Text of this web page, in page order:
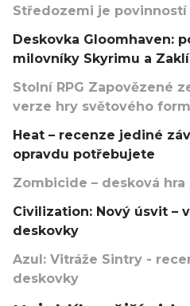
Středozemi je
Deskovka Gloomhaven:
milovníky Skyrimu a
Stolní RPG Zapovězené
verze hry světového
Heat – recenze jediné
opravdu potřebujete
Zombicide – desková
Civilization: Nový úsvit –
deskovky
Azul: Vitráže Sintry -
deskovky